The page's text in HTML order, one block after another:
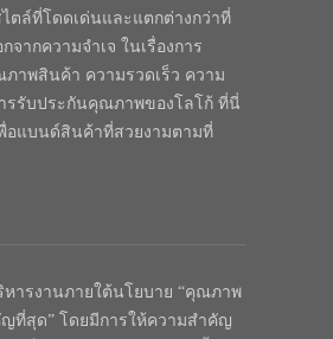
ตล์ที่โดดเด่นและแตกต่างกว่าที่
จากความจำเจ ในเรื่องการ
าพสินค้า ความรวดเร็ว ความ
รรับประกันคุณภาพของโลโก้ ที่นี่
อแบนด์สินค้าที่สวยงามตามที่
หารงานภายใต้นโยบาย “คุณภาพ
ญที่สุด” โดยมีการให้ความสำคัญ